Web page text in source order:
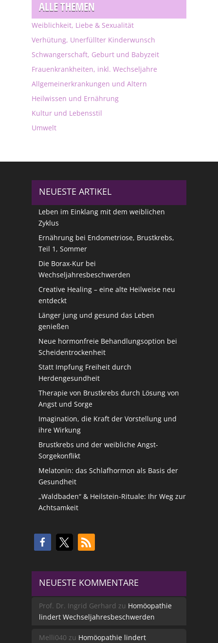
ALLE THEMEN
Weiblichkeit, Liebe & Sexualität
Verhütung, Unerfüllter Kinderwunsch
Schwangerschaft, Geburt und Babyzeit
Frauenkrankheiten, inkl. Wechseljahre
Allgemeinerkrankungen und Altern
Heilwissen und Ernährung
Kultur und Lebensstil
Umwelt
NEUESTE ARTIKEL
Leben im Einklang mit dem weiblichen
Zyklus
Ernährung bei Endometriose, Brustkrebs,
Teil 1, Sommer
Die Borax-Kur bei
Wechseljahresbeschwerden
Creative Healing – eine alte Heilweise neu
entdeckt
Länger jung und gesund das Leben
genießen
Neue hormonfreie Behandlungsoption bei
Scheidentrockenheit
Statt Impfung Freiheit durch
Herdengesundheit
Therapie von Brustkrebs durch Lösung von
Angst und Sorge
Imagination, die Kraft der Vorstellung und
ihre Wirkung
Brustkrebs und der weibliche Angst-
Sorgekonflikt
Melatonin: das Schlafhormon als Basis der
Gesundheit
„Waldbaden“ & Heilstein-Rituale: Ihr Weg zur
Achtsamkeit
NEUESTE KOMMENTARE
Prof. Dr. Ingrid Gerhard zu Homöopathie
lindert Wechseljahresbeschwerden
Melli040 zu Homöopathie lindert